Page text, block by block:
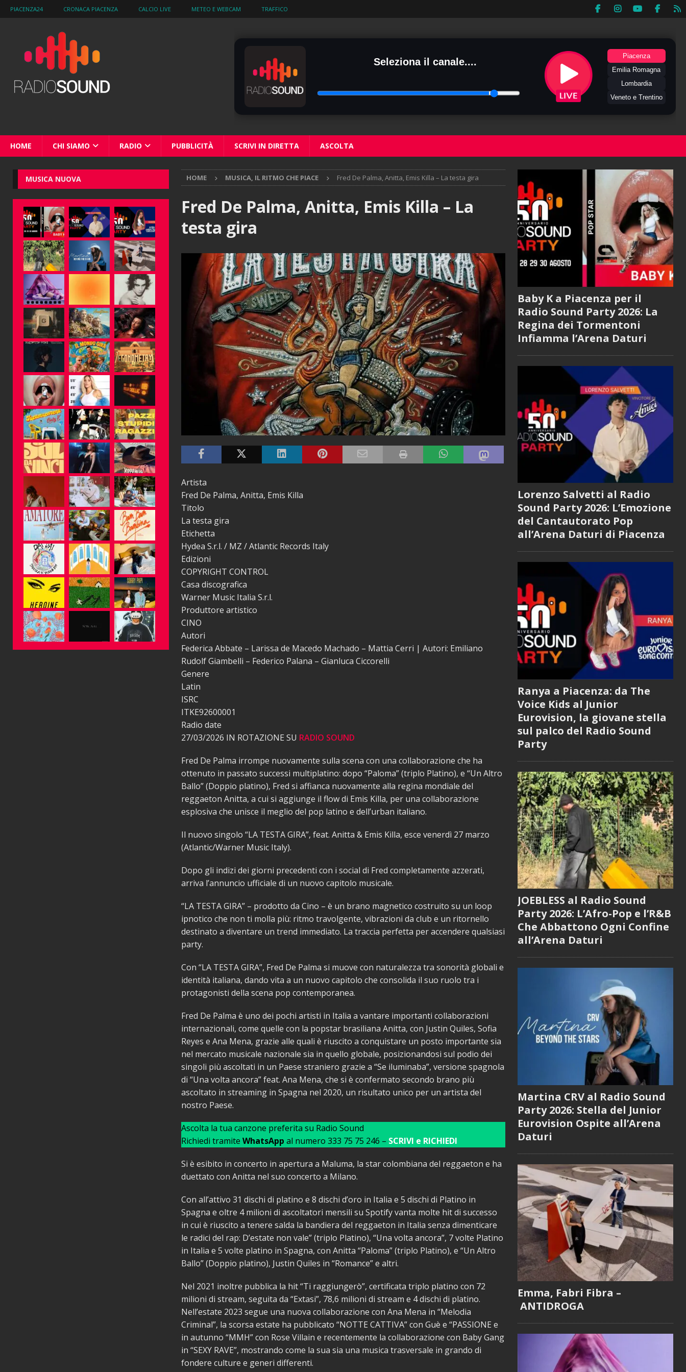
PIACENZA24 CRONACA PIACENZA CALCIO LIVE METEO E WEBCAM TRAFFICO
Seleziona il canale....
Piacenza
Emilia Romagna
Lombardia
Veneto e Trentino
HOME CHI SIAMO RADIO PUBBLICITÀ SCRIVI IN DIRETTA ASCOLTA
HOME MUSICA, IL RITMO CHE PIACE Fred De Palma, Anitta, Emis Killa – La testa gira
Fred De Palma, Anitta, Emis Killa – La
testa gira
Artista
Fred De Palma, Anitta, Emis Killa
Titolo
La testa gira
Etichetta
Hydea S.r.l. / MZ / Atlantic Records Italy
Edizioni
COPYRIGHT CONTROL
Casa discografica
Warner Music Italia S.r.l.
Produttore artistico
CINO
Autori
Federica Abbate – Larissa de Macedo Machado – Mattia Cerri | Autori: Emiliano
Rudolf Giambelli – Federico Palana – Gianluca Ciccorelli
Genere
Latin
ISRC
ITKE92600001
Radio date
27/03/2026 IN ROTAZIONE SU RADIO SOUND
Fred De Palma irrompe nuovamente sulla scena con una collaborazione che ha
ottenuto in passato successi multiplatino: dopo “Paloma” (triplo Platino), e “Un Altro
Ballo” (Doppio platino), Fred si affianca nuovamente alla regina mondiale del
reggaeton Anitta, a cui si aggiunge il flow di Emis Killa, per una collaborazione
esplosiva che unisce il meglio del pop latino e dell’urban italiano.
Il nuovo singolo “LA TESTA GIRA”, feat. Anitta & Emis Killa, esce venerdì 27 marzo
(Atlantic/Warner Music Italy).
Dopo gli indizi dei giorni precedenti con i social di Fred completamente azzerati,
arriva l’annuncio ufficiale di un nuovo capitolo musicale.
“LA TESTA GIRA” – prodotto da Cino – è un brano magnetico costruito su un loop
ipnotico che non ti molla più: ritmo travolgente, vibrazioni da club e un ritornello
destinato a diventare un trend immediato. La traccia perfetta per accendere qualsiasi
party.
Con “LA TESTA GIRA”, Fred De Palma si muove con naturalezza tra sonorità globali e
identità italiana, dando vita a un nuovo capitolo che consolida il suo ruolo tra i
protagonisti della scena pop contemporanea.
Fred De Palma è uno dei pochi artisti in Italia a vantare importanti collaborazioni
internazionali, come quelle con la popstar brasiliana Anitta, con Justin Quiles, Sofia
Reyes e Ana Mena, grazie alle quali è riuscito a conquistare un posto importante sia
nel mercato musicale nazionale sia in quello globale, posizionandosi sul podio dei
singoli più ascoltati in un Paese straniero grazie a “Se iluminaba”, versione spagnola
di “Una volta ancora” feat. Ana Mena, che si è confermato secondo brano più
ascoltato in streaming in Spagna nel 2020, un risultato unico per un artista del
nostro Paese.
Ascolta la tua canzone preferita su Radio Sound
Richiedi tramite WhatsApp al numero 333 75 75 246 – SCRIVI e RICHIEDI
Si è esibito in concerto in apertura a Maluma, la star colombiana del reggaeton e ha
duettato con Anitta nel suo concerto a Milano.
Con all’attivo 31 dischi di platino e 8 dischi d’oro in Italia e 5 dischi di Platino in
Spagna e oltre 4 milioni di ascoltatori mensili su Spotify vanta molte hit di successo
in cui è riuscito a tenere salda la bandiera del reggaeton in Italia senza dimenticare
le radici del rap: D’estate non vale” (triplo Platino), “Una volta ancora”, 7 volte Platino
in Italia e 5 volte platino in Spagna, con Anitta “Paloma” (triplo Platino), e “Un Altro
Ballo” (Doppio platino), Justin Quiles in “Romance” e altri.
Nel 2021 inoltre pubblica la hit “Ti raggiungerò”, certificata triplo platino con 72
milioni di stream, seguita da “Extasi”, 78,6 milioni di stream e 4 dischi di platino.
Nell’estate 2023 segue una nuova collaborazione con Ana Mena in “Melodia
Criminal”, la scorsa estate ha pubblicato “NOTTE CATTIVA” con Guè e “PASSIONE e
in autunno “MMH” con Rose Villain e recentemente la collaborazione con Baby Gang
in “SEXY RAVE”, mostrando come la sua sia una musica trasversale in grando di
fondere culture e generi differenti.
MUSICA NUOVA
Baby K a Piacenza per il
Radio Sound Party 2026: La
Regina dei Tormentoni
Infiamma l’Arena Daturi
Lorenzo Salvetti al Radio
Sound Party 2026: L’Emozione
del Cantautorato Pop
all’Arena Daturi di Piacenza
Ranya a Piacenza: da The
Voice Kids al Junior
Eurovision, la giovane stella
sul palco del Radio Sound
Party
JOEBLESS al Radio Sound
Party 2026: L’Afro-Pop e l’R&B
Che Abbattono Ogni Confine
all’Arena Daturi
Martina CRV al Radio Sound
Party 2026: Stella del Junior
Eurovision Ospite all’Arena
Daturi
Emma, Fabri Fibra –
ANTIDROGA